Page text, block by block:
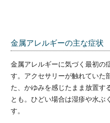
金属アレルギーの主な症状
金属アレルギーに気づく最初の
す。アクセサリーが触れていた
た、かゆみを感じたまま放置す
とも。ひどい場合は湿疹や水ぶ
す。